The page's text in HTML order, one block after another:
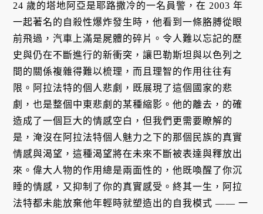
24 歲的塔地阿亞是耶路撒冷的一名員警，在 2003 年
一起著名的自殺性爆炸發生時，他看到一條胳膊從眼
前飛過，汽車上滿是屍體的碎片。令人難以忘記的歷
史與仍在不斷進行的新衝突，讓巴勒斯坦與以色列之
間的關係複雜得難以梳理，而且理智的作用往往有
限。阿拉法特的個人悲劇，既展現了這個國家的悲
劇，也是整個中東悲劇的某種縮影。他的離去，的確
造成了一個巨大的情感空白，但我們更需要瞭解的
是，淹沒在阿拉法特個人魅力之下的那個民族的真實
情感與渴望，這種渴望將在未來不斷被表達與釋放出
來。偉大人物的作用總是兩面性的，他既喚醒了你沉
睡的情感，又抑制了你的真實感受。終其一生，阿拉
法特都未能放棄他年輕時就塑造出的自我模式 —— 一